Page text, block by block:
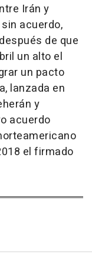
Irán y
acuerdo,
de que
un alto el
un pacto
lanzada en
y
acuerdo
el firmado